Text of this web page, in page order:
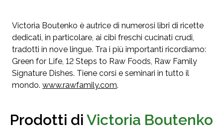
Victoria Boutenko è autrice di numerosi libri di ricette
dedicati, in particolare, ai cibi freschi cucinati crudi,
tradotti in nove lingue. Tra i più importanti ricordiamo:
Green for Life, 12 Steps to Raw Foods, Raw Family
Signature Dishes. Tiene corsi e seminari in tutto il
mondo. www.rawfamily.com.
Prodotti di Victoria Boutenko